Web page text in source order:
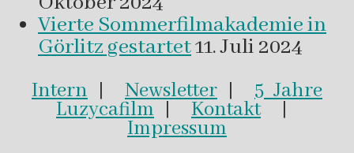
Vierte Sommerfilmakademie in
Görlitz gestartet11. Juli 2024
Intern | Newsletter | 5 Jahre
Luzycafilm | Kontakt|
Impressum